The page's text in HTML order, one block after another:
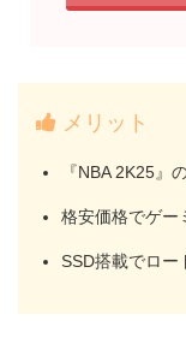
メリット
『NBA 2K25』
格安価格でゲー
SSD搭載でロー